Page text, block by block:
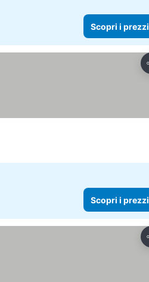
Scopri i prezzi
Scopri i prezzi